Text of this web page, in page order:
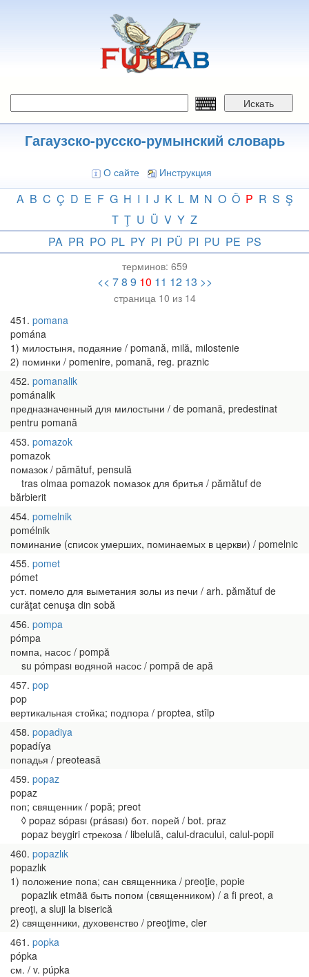
Искать
Гагаузско-русско-румынский словарь
О сайте Инструкция
A B C Ç D E F G H I I J K L M N O Ö P R S Ş
T Ţ U Ü V Y Z
PA PR PO PL PY PI PÜ PI PU PE PS
терминов: 659
<< 78 9 10 11 12 13 >>
страница 10 из 14
451 pomana
pomána
1) милостыня, подаяние / pomană, milă, milostenie
2) поминки / pomenire, pomană, reg. praznic
452 pomanalik
pománalik
предназначенный для милостыни / de pomană, predestinat
pentru pomană
453 pomazok
pomazok
помазок / pămătuf, pensulă
tras olmaa pomazok помазок для бритья / pămătuf de
bărbierit
454 pomelnik
pomélnik
поминание (список умерших, поминаемых в церкви) / pomelnic
455 pomet
pómet
уст. помело для выметания золы из печи / arh. pămătuf de
curăţat cenuşa din sobă
456 pompa
pómpa
помпа, насос / pompă
su pómpası водяной насос / pompă de apă
457 pop
pop
вертикальная стойка; подпора / proptea, stîlp
458 popadiya
popadíya
попадья / preoteasă
459 popaz
popaz
поп; священник / popă; preot
◊ popaz sópası (prásası) бот. порей / bot. praz
popaz beygiri стрекоза / libelulă, calul-dracului, calul-popii
460 popazlık
popazlık
1) положение попа; сан священника / preoţie, popie
popazlık etmää быть попом (священником) / a fi preot, a
preoţi, a sluji la biserică
2) священники, духовенство / preoţime, cler
461 popka
pópka
см. / v. púpka